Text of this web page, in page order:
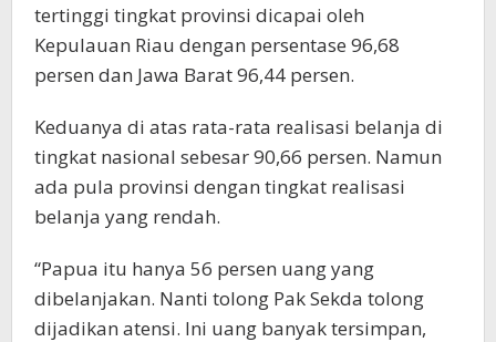
tertinggi tingkat provinsi dicapai oleh
Kepulauan Riau dengan persentase 96,68
persen dan Jawa Barat 96,44 persen.
Keduanya di atas rata-rata realisasi belanja di
tingkat nasional sebesar 90,66 persen. Namun
ada pula provinsi dengan tingkat realisasi
belanja yang rendah.
“Papua itu hanya 56 persen uang yang
dibelanjakan. Nanti tolong Pak Sekda tolong
dijadikan atensi. Ini uang banyak tersimpan,